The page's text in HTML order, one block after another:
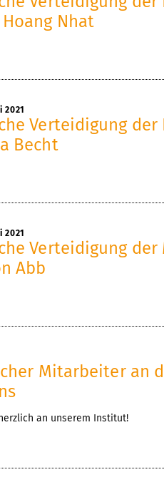
Nhat
2021
Verteidigung
Becht
2021
Verteidigung
Abb
Mitarbeiter an
an unserem Institut!